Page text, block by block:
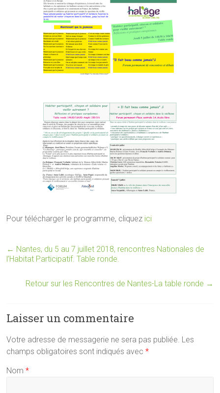
Pour télécharger le programme, cliquez ici
← Nantes, du 5 au 7 juillet 2018, rencontres Nationales de
l’Habitat Participatif. Table ronde.
Retour sur les Rencontres de Nantes-La table ronde →
Laisser un commentaire
Votre adresse de messagerie ne sera pas publiée. Les
champs obligatoires sont indiqués avec*
Nom*